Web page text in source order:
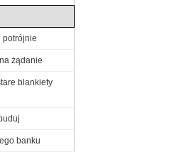
potrójnie
żądanie
blankiety
banku